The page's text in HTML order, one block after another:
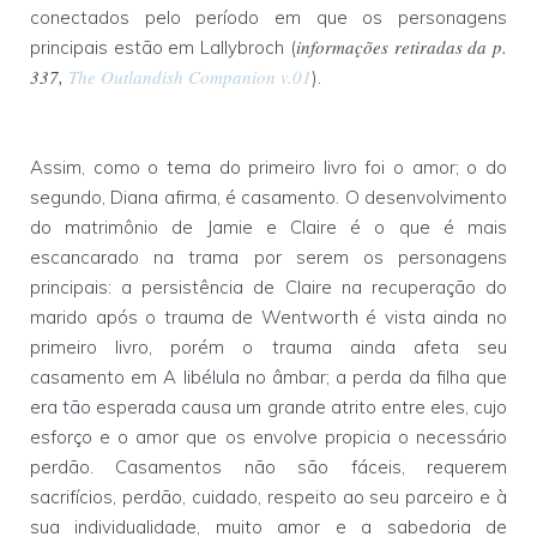
conectados pelo período em que os personagens
principais estão em Lallybroch (informações retiradas da p.
337, The Outlandish Companion v.01).
Assim, como o tema do primeiro livro foi o amor; o do
segundo, Diana afirma, é casamento. O desenvolvimento
do matrimônio de Jamie e Claire é o que é mais
escancarado na trama por serem os personagens
principais: a persistência de Claire na recuperação do
marido após o trauma de Wentworth é vista ainda no
primeiro livro, porém o trauma ainda afeta seu
casamento em A libélula no âmbar; a perda da filha que
era tão esperada causa um grande atrito entre eles, cujo
esforço e o amor que os envolve propicia o necessário
perdão. Casamentos não são fáceis, requerem
sacrifícios, perdão, cuidado, respeito ao seu parceiro e à
sua individualidade, muito amor e a sabedoria de